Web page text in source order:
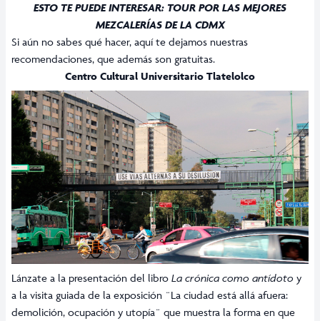
ESTO TE PUEDE INTERESAR: TOUR POR LAS MEJORES
MEZCALERÍAS DE LA CDMX
Si aún no sabes qué hacer, aquí te dejamos nuestras
recomendaciones, que además son gratuitas.
Centro Cultural Universitario Tlatelolco
Lánzate a la presentación del libro La crónica como antídoto y
a la visita guiada de la exposición ¨La ciudad está allá afuera:
demolición, ocupación y utopía¨ que muestra la forma en que